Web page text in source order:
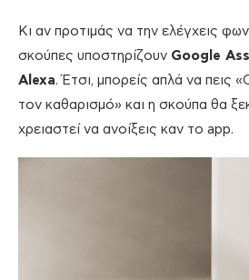
Κι αν προτιμάς να την ελέγχεις
σκούπες υποστηρίζουν Google
Alexa. Έτσι, μπορείς απλά να πεις
τον καθαρισμό» και η σκούπα θα
χρειαστεί να ανοίξεις καν το app.